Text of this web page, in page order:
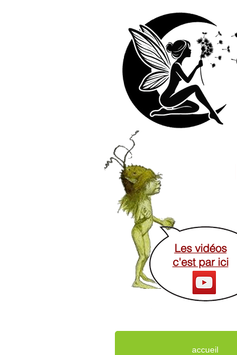
Les vidéos
c'est par ici
accueil